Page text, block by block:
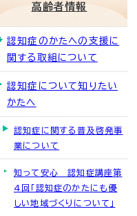
高齢者情報
認知症のかたへの支援に
関する取組について
認知症について知りたい
かたへ
認知症に関する普及啓発事
業について
知って安心 認知症講座第
4回「認知症のかたにも優
しい地域づくりについて」